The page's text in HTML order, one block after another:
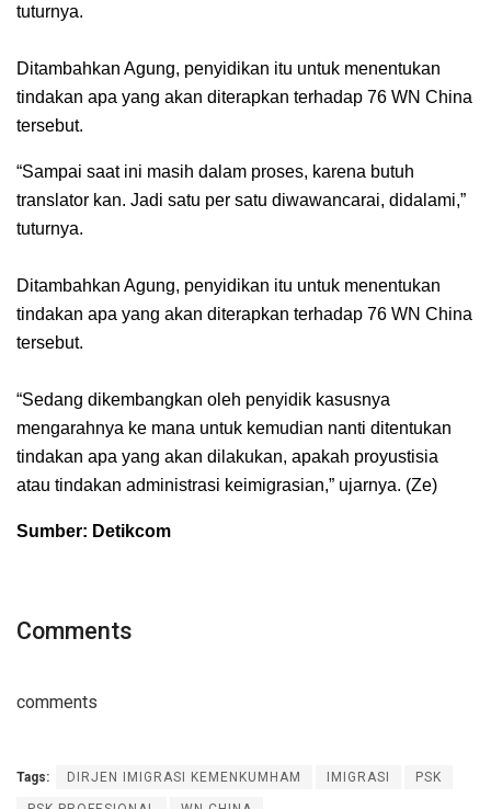
tuturnya.
Ditambahkan Agung, penyidikan itu untuk menentukan
tindakan apa yang akan diterapkan terhadap 76 WN China
tersebut.
“Sampai saat ini masih dalam proses, karena butuh
translator kan. Jadi satu per satu diwawancarai, didalami,”
tuturnya.
Ditambahkan Agung, penyidikan itu untuk menentukan
tindakan apa yang akan diterapkan terhadap 76 WN China
tersebut.
“Sedang dikembangkan oleh penyidik kasusnya
mengarahnya ke mana untuk kemudian nanti ditentukan
tindakan apa yang akan dilakukan, apakah proyustisia
atau tindakan administrasi keimigrasian,” ujarnya. (Ze)
Sumber: Detikcom
Comments
comments
Tags: DIRJEN IMIGRASI KEMENKUMHAM IMIGRASI PSK